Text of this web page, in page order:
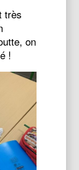
très
on
!